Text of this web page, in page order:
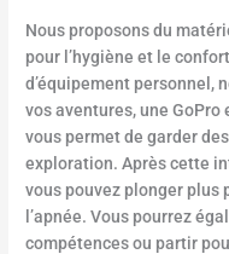
Nous proposons du
pour l’hygiène et le
d’équipement personnel,
vos aventures, une
vous permet de garder
exploration. Après cette
vous pouvez plonger plus
l’apnée. Vous pourrez
compétences ou partir